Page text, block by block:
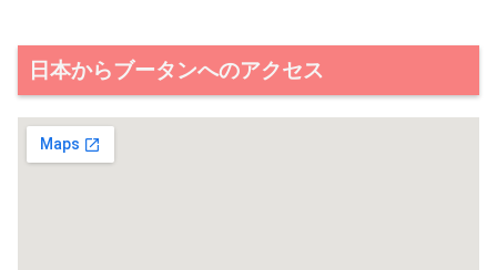
日本からブータンへのアクセス